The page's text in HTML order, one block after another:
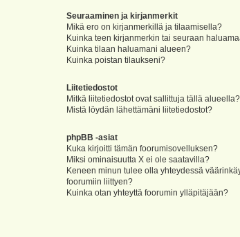
Seuraaminen ja kirjanmerkit
Mikä ero on kirjanmerkillä ja tilaamisella?
Kuinka teen kirjanmerkin tai seuraan
Kuinka tilaan haluamani alueen?
Kuinka poistan tilaukseni?
Liitetiedostot
Mitkä liitetiedostot ovat sallittuja tällä alueella?
Mistä löydän lähettämäni liitetiedostot?
phpBB -asiat
Kuka kirjoitti tämän foorumisovelluksen?
Miksi ominaisuutta X ei ole saatavilla?
Keneen minun tulee olla yhteydessä
foorumiin liittyen?
Kuinka otan yhteyttä foorumin ylläpitäjään?